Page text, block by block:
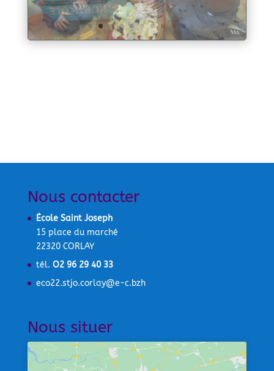
Nous contacter
École Saint Joseph
15 place du marché
22320 CORLAY
tél. O2 96 29 40 33
eco22.stjo.corlay@e-c.bzh
Nous situer